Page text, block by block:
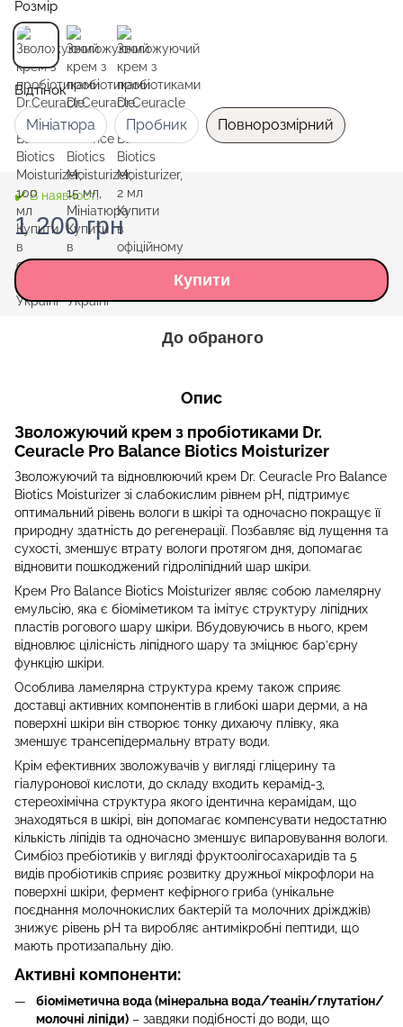
Розмір
Відтінок
Мініатюра Пробник Повнорозмірний
✔️ В наявності
1 200 грн
Купити
До обраного
Опис
Зволожуючий крем з пробіотиками Dr.
Ceuracle Pro Balance Biotics Moisturizer
Зволожуючий та відновлюючий крем Dr. Ceuracle Pro Balance
Biotics Moisturizer зі слабокислим рівнем pH, підтримує
оптимальний рівень вологи в шкірі та одночасно покращує її
природну здатність до регенерації. Позбавляє від лущення та
сухості, зменшує втрату вологи протягом дня, допомагає
відновити пошкоджений гідроліпідний шар шкіри.
Крем Pro Balance Biotics Moisturizer являє собою ламелярну
емульсію, яка є біоміметиком та імітує структуру ліпідних
пластів рогового шару шкіри. Вбудовуючись в нього, крем
відновлює цілісність ліпідного шару та зміцнює бар’єрну
функцію шкіри.
Особлива ламелярна структура крему також сприяє
доставці активних компонентів в глибокі шари дерми, а на
поверхні шкіри він створює тонку дихаючу плівку, яка
зменшує трансепідермальну втрату води.
Крім ефективних зволожувачів у вигляді гліцерину та
гіалуронової кислоти, до складу входить керамід-3,
стереохімічна структура якого ідентична керамідам, що
знаходяться в шкірі, він допомагає компенсувати недостатню
кількість ліпідів та одночасно зменшує випаровування вологи.
Симбіоз пребіотиків у вигляді фруктоолігосахаридів та 5
видів пробіотиків сприяє розвитку дружньої мікрофлори на
поверхні шкіри, фермент кефірного гриба (унікальне
поєднання молочнокислих бактерій та молочних дріжджів)
знижує рівень pH та виробляє антимікробні пептиди, що
мають протизапальну дію.
Активні компоненти:
біоміметична вода (мінеральна вода/теанін/глутатіон/
молочні ліпіди) – завдяки подібності до води, що